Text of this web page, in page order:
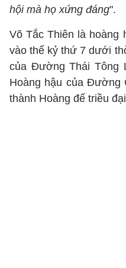
hội mà họ xứng đáng".
Võ Tắc Thiên là hoàng
vào thế kỷ thứ 7 dưới
của Đường Thái Tông
Hoàng hậu của Đường
thành Hoàng đế triều